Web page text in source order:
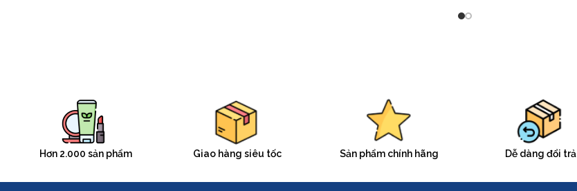
Hơn 2.000 sản phẩm Giao hàng siêu tốc Sản phẩm chính hãng Dễ dàng đổi trả